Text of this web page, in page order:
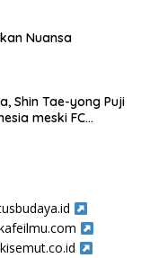
Nuansa
Shin Tae-yong Puji
meski FC